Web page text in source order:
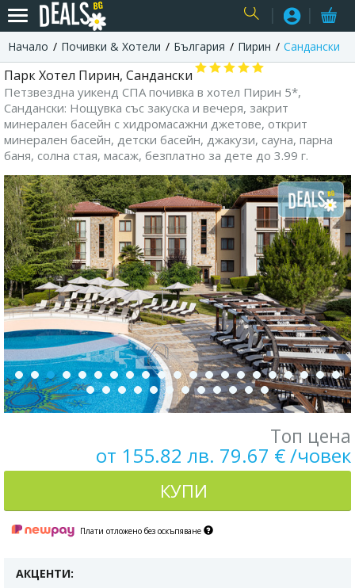
USER
Начало Почивки & Хотели България Пирин Сандански
Парк Хотел Пирин, Сандански
Петзвездна уикенд СПА почивка в хотел Пирин 5*,
Сандански: Нощувка със закуска и вечеря, закрит
минерален басейн с хидромасажни джетове, открит
минерален басейн, детски басейн, джакузи, сауна, парна
баня, солна стая, масаж, безплатно за дете до 3.99 г.
Топ цена
от 155.82 лв. 79.67 € /човек
КУПИ
Плати отложено без оскъпяване
АКЦЕНТИ: